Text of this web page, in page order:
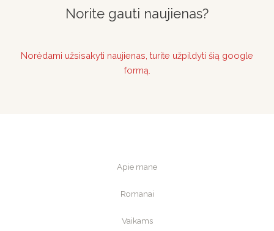
Norite gauti naujienas?
Norėdami užsisakyti naujienas, turite užpildyti šią google
formą.
Apie mane
Romanai
Vaikams